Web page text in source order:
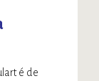
é de